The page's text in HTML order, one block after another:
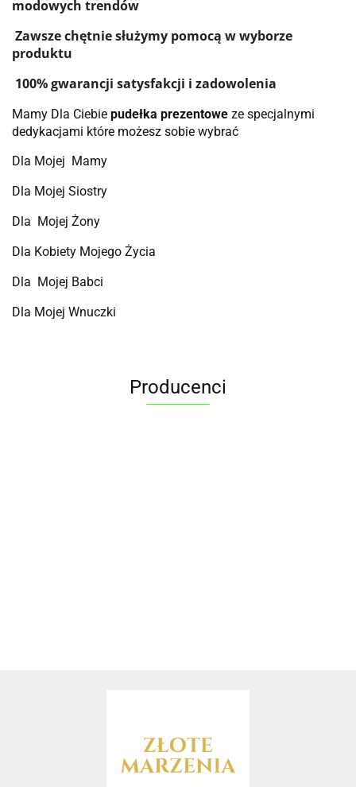
modowych trendów
Zawsze chętnie służymy pomocą w wyborze
produktu
100% gwarancji satysfakcji i zadowolenia
Mamy Dla Ciebie pudełka prezentowe ze specjalnymi
dedykacjami które możesz sobie wybrać
Dla Mojej Mamy
Dla Mojej Siostry
Dla Mojej Żony
Dla Kobiety Mojego Życia
Dla Mojej Babci
Dla Mojej Wnuczki
Producenci